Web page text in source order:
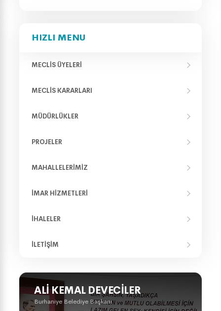
HIZLI MENU
MECLIS ÜYELERI
MECLIS KARARLARI
MÜDÜRLÜKLER
PROJELER
MAHALLELERIMIZ
İMAR HIZMETLERI
İHALELER
İLETIŞIM
ALI KEMAL DEVECILER
Burhaniye Belediye Başkanı